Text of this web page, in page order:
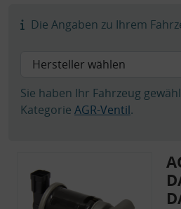
Die Angaben zu Ihrem
Sie haben Ihr Fahrzeug
Kategorie AGR-Ventil.